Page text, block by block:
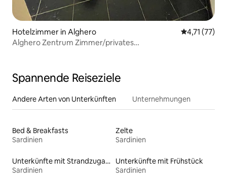
Hotelzimmer in Alghero
4,71 (77)
Alghero Zentrum Zimmer/privates
Spannende Reiseziele
Andere Arten von Unterkünften Unternehmungen
Bed & Breakfasts
Sardinien
Zelte
Sardinien
Unterkünfte mit Strandzugang
Sardinien
Unterkünfte mit Frühstück
Sardinien